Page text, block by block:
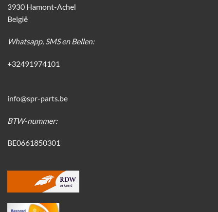
3930 Hamont-Achel
België
Whatsapp, SMS en Bellen:
+32491974101
info@spr-parts.be
BTW-nummer:
BE0661850301